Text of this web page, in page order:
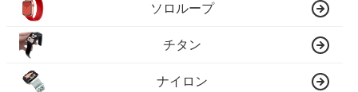
ソロループ
チタン
ナイロン